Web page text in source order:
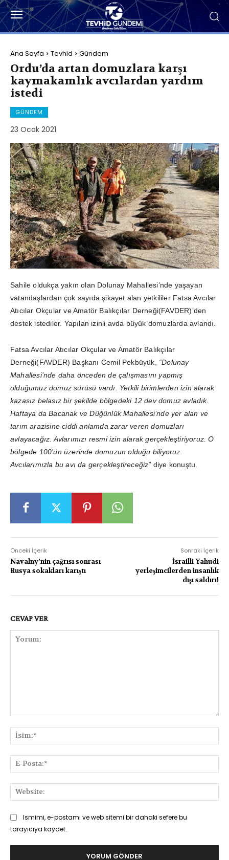
Ana Sayfa Tevhid Gündem
Ordu’da artan domuzlara karşı
kaymakamlık avcılardan yardım
istedi
GÜNDEM
23 Ocak 2021
Sahile oldukça yakın olan Dolunay Mahallesi’nde yaşayan
vatandaşlardan çok sayıda şikayet alan yetkililer Fatsa Avcılar
Atıcılar Okçular ve Amatör Balıkçılar Derneği(FAVDER)’den
destek istediler. Yapılan izinli avda büyük domuzlarda avlandı.
Fatsa Avcılar Atıcılar Okçular ve Amatör Balıkçılar
Derneği(FAVDER) Başkanı Cemil Pekbüyük, “Dolunay
Mahallesi’nde daha önceden de çalışmasını yapmış
olduğumuz domuz sürüsü vardı. Yetkili birimlerden izin alarak
kazasız belasız bir şekilde bölgedeki 12 dev domuz avladık.
Haftaya da Bacanak ve Düğünlük Mahallesi’nde yer alan ve
tarım arazisine ciddi anlamda zarar veren domuzları
avlayacağız. Avlarımızı resmi izin alarak gerçekleştiriyoruz. O
bölgede 100’ün üzerinde domuzun olduğu biliyoruz.
Avcılarımızla bu avı da gerçekleştireceğiz” diye konuştu.
Önceki İçerik
Navalny’nin çağrısı sonrası
Rusya sokakları karıştı
Sonraki İçerik
İsrailli Yahudi
yerleşimcilerden insanlık
dışı saldırı!
CEVAP VER
Ismimi, e-postamı ve web sitemi bir dahaki sefere bu
tarayıcıya kaydet.